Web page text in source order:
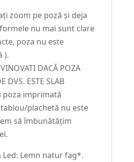
zoom pe poză și deja
nu mai sunt clare
poza nu este
).
DACĂ POZA
DVS. ESTE SLAB
poza imprimată
plachetă nu este
să îmbunătățim
Led: Lemn natur fag*.